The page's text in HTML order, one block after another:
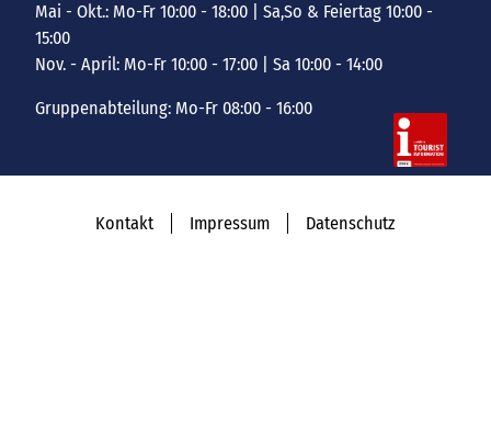
Mai - Okt.: Mo-Fr 10:00 - 18:00 | Sa,So & Feiertag 10:00 -
15:00
Nov. - April: Mo-Fr 10:00 - 17:00 | Sa 10:00 - 14:00
Gruppenabteilung: Mo-Fr 08:00 - 16:00
Kontakt Impressum Datenschutz